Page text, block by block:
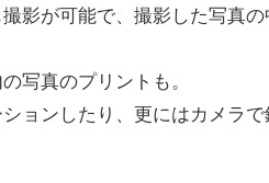
影が可能で、撮影した写真
写真のプリントも。
ョンしたり、更にはカメラ